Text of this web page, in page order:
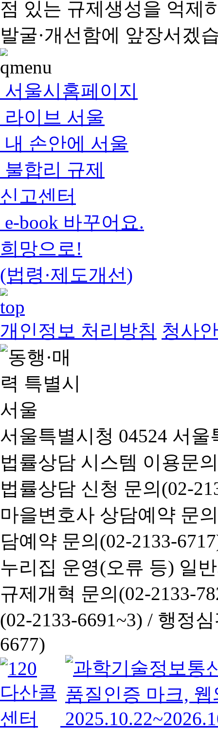
점 있는 규제생성을 억제
발굴·개선함에 앞장서겠
서울시홈페이지
라이브 서울
내 손안에 서울
불합리 규제
신고센터
e-book 바꾸어요.
희망으로!
(법령·제도개선)
개인정보 처리방침 청사
서울특별시청 04524 서
법률상담 시스템 이용문
법률상담 신청 문의(02-
마을변호사 상담예약 문
담예약 문의(02-2133-
누리집 운영(오류 등) 일
규제개혁 문의(02-2133-
(02-2133-6691~3) / 행정심
6677)